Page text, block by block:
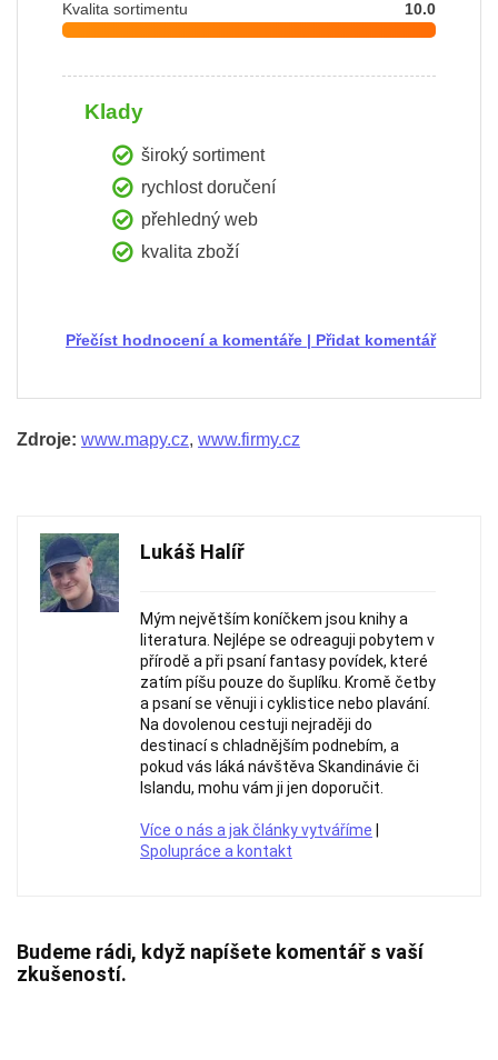
Kvalita sortimentu 10.0
Klady
široký sortiment
rychlost doručení
přehledný web
kvalita zboží
Přidat komentář
|
Přečíst hodnocení a komentáře
Zdroje: www.mapy.cz, www.firmy.cz
Lukáš Halíř
Mým největším koníčkem jsou knihy a
literatura. Nejlépe se odreaguji pobytem v
přírodě a při psaní fantasy povídek, které
zatím píšu pouze do šuplíku. Kromě četby
a psaní se věnuji i cyklistice nebo plavání.
Na dovolenou cestuji nejraději do
destinací s chladnějším podnebím, a
pokud vás láká návštěva Skandinávie či
Islandu, mohu vám ji jen doporučit.
Více o nás a jak články vytváříme
Spolupráce a kontakt
Budeme rádi, když napíšete komentář s vaší
zkušeností.